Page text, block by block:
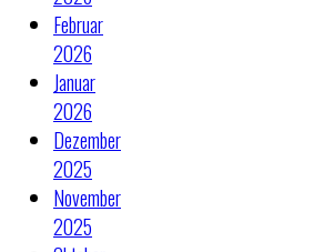
Februar
2026
Januar
2026
Dezember
2025
November
2025